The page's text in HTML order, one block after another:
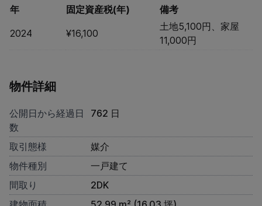
年 固定資産税(年) 備考
2024 ¥16,100
土地5,100円、家屋
11,000円
物件詳細
公開日から経過日
数
762 日
取引態様
媒介
物件種別
一戸建て
間取り
2DK